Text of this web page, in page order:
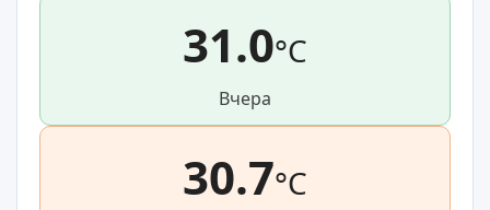
31.0°C
Вчера
30.7°C